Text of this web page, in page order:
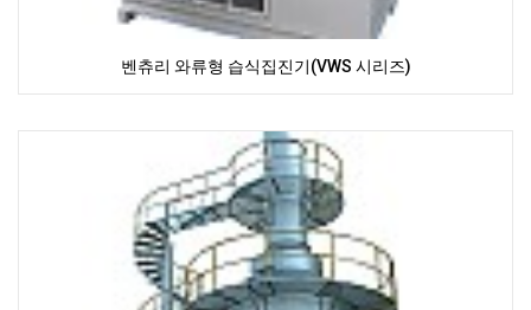
벤츄리 와류형 습식집진기(VWS 시리즈)